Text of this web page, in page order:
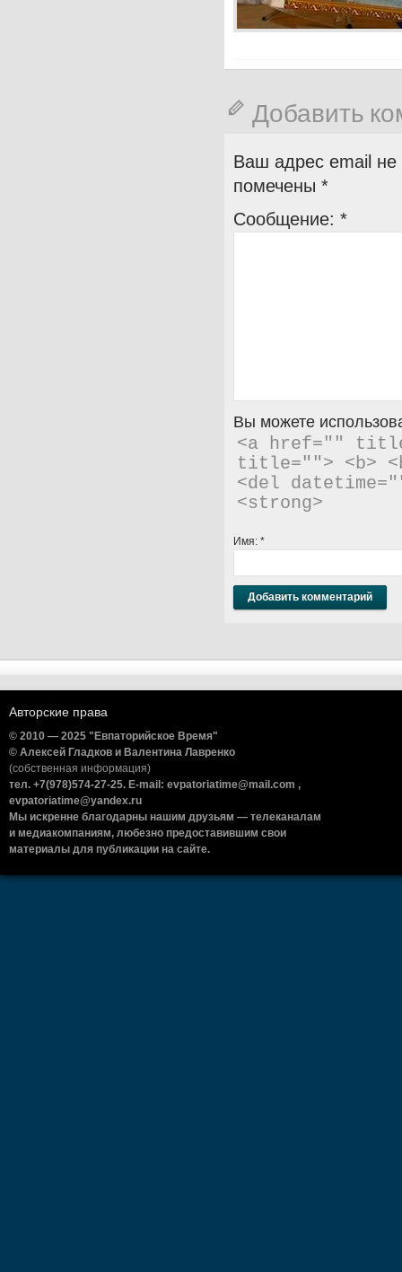
Добавить
Ваш адрес email не
помечены *
Сообщение: *
Вы можете
<a href=""
title=""> <b>
<del
<strong>
Имя: *
Авторские права
© 2010 — 2025 "Евпаторийское Время"
© Алексей Гладков и Валентина Лавренко
(собственная информация)
тел. +7(978)574-27-25. E-mail: evpatoriatime@mail.com ,
evpatoriatime@yandex.ru
Мы искренне благодарны нашим друзьям — телеканалам
и медиакомпаниям, любезно предоставившим свои
материалы для публикации на сайте.